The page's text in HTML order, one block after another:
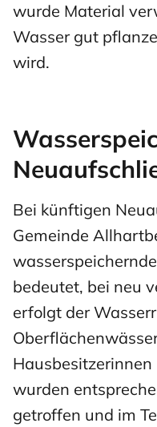
wurde Material
Wasser gut
wird.
Bei künftigen
Gemeinde
bedeutet, bei neu
erfolgt der
wurden
getroffen und im